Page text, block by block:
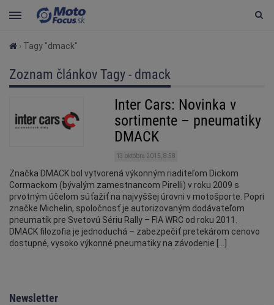
› Tagy "dmack"
Zoznam článkov Tagy - dmack
Inter Cars: Novinka v
sortimente – pneumatiky
DMACK
13 októbra 2015, 8:58
Značka DMACK bol vytvorená výkonným riaditeľom Dickom
Cormackom (bývalým zamestnancom Pirelli) v roku 2009 s
prvotným účelom súťažiť na najvyššej úrovni v motošporte. Popri
značke Michelin, spoločnosť je autorizovaným dodávateľom
pneumatík pre Svetovú Sériu Rally – FIA ​​WRC od roku 2011.
DMACK filozofia je jednoduchá – zabezpečiť pretekárom cenovo
dostupné, vysoko výkonné pneumatiky na závodenie […]
Newsletter